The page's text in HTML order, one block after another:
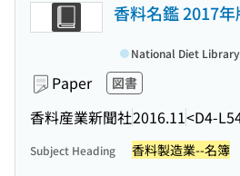
香料名鑑 2017年
Paper 図書
香料産業新聞社2016.11<D4-
National Diet Library
Subject Heading 香料製造業--名簿